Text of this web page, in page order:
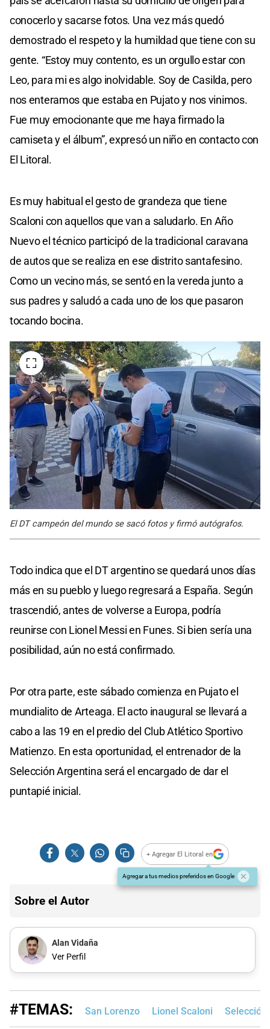
conocerlo y sacarse fotos. Una vez más quedó
demostrado el respeto y la humildad que tiene con su
gente. “Estoy muy contento, es un orgullo estar con
Leo, para mi es algo inolvidable. Soy de Casilda, pero
nos enteramos que estaba en Pujato y nos vinimos.
Fue muy emocionante que me haya firmado la
camiseta y el álbum”, expresó un niño en contacto con
El Litoral.
Es muy habitual el gesto de grandeza que tiene
Scaloni con aquellos que van a saludarlo. En Año
Nuevo el técnico participó de la tradicional caravana
de autos que se realiza en ese distrito santafesino.
Como un vecino más, se sentó en la vereda junto a
sus padres y saludó a cada uno de los que pasaron
tocando bocina.
El DT campeón del mundo se sacó fotos y firmó autógrafos.
Todo indica que el DT argentino se quedará unos días
más en su pueblo y luego regresará a España. Según
trascendió, antes de volverse a Europa, podría
reunirse con Lionel Messi en Funes. Si bien sería una
posibilidad, aún no está confirmado.
Por otra parte, este sábado comienza en Pujato el
mundialito de Arteaga. El acto inaugural se llevará a
cabo a las 19 en el predio del Club Atlético Sportivo
Matienzo. En esta oportunidad, el entrenador de la
Selección Argentina será el encargado de dar el
puntapié inicial.
+ Agregar El Litoral en
Agregar a tus medios preferidos en Google
Sobre el Autor
Alan Vidaña
Ver Perfil
#TEMAS: San Lorenzo Lionel Scaloni Selección